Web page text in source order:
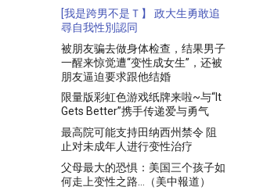
[我是跨男不是Ｔ】 政大生勇敢追
尋自我性別認同
被朋友骗去做身体检查，结果男子
一醒来惊觉遭“变性成女生”，还被
朋友逼迫要求跟他结婚
限量版彩虹色游戏纸牌来啦~与“It
Gets Better”携手传递爱与勇气
最高院可能支持田纳西州禁令 阻
止对未成年人进行变性治疗
父母最大的恐惧：美国三个孩子如
何走上变性之路…（美中報道）